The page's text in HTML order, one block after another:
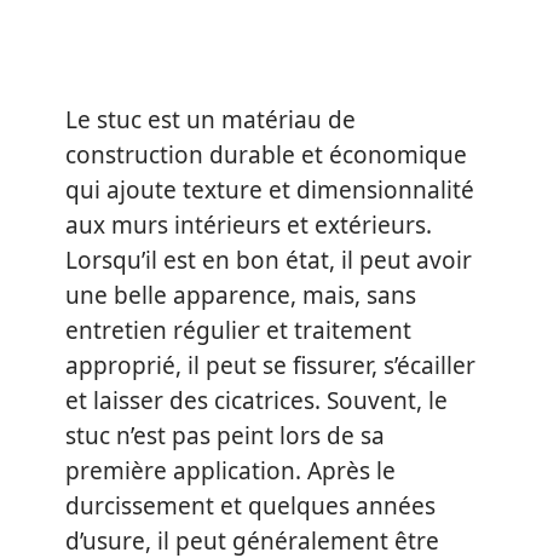
Le stuc est un matériau de
construction durable et économique
qui ajoute texture et dimensionnalité
aux murs intérieurs et extérieurs.
Lorsqu’il est en bon état, il peut avoir
une belle apparence, mais, sans
entretien régulier et traitement
approprié, il peut se fissurer, s’écailler
et laisser des cicatrices. Souvent, le
stuc n’est pas peint lors de sa
première application. Après le
durcissement et quelques années
d’usure, il peut généralement être